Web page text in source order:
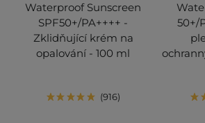
Waterproof Sunscreen
SPF50+/PA++++ -
Zklidňující krém na
opalování - 100 ml
916
50+/